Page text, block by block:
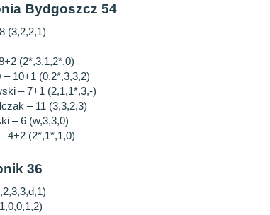
Bydgoszcz 54
(3,2,2,1)
(2*,3,1,2*,0)
– 10+1 (0,2*,3,3,2)
– 7+1 (2,1,1*,3,-)
– 11 (3,3,2,3)
– 6 (w,3,3,0)
4+2 (2*,1*,1,0)
36